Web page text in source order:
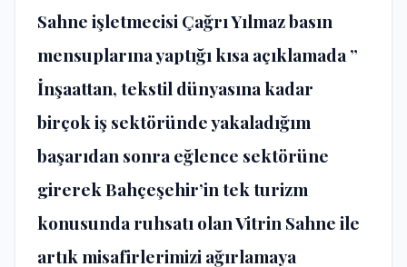
Sahne işletmecisi Çağrı Yılmaz basın
mensuplarına yaptığı kısa açıklamada ”
İnşaattan, tekstil dünyasına kadar
birçok iş sektöründe yakaladığım
başarıdan sonra eğlence sektörüne
girerek Bahçeşehir’in tek turizm
konusunda ruhsatı olan Vitrin Sahne ile
artık misafirlerimizi ağırlamaya